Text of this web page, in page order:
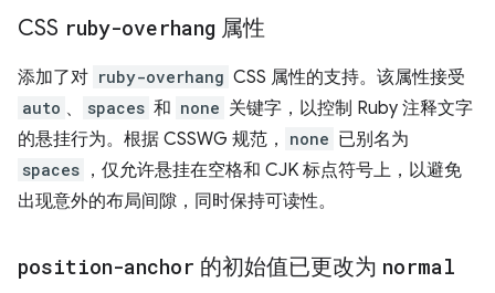
CSS ruby-overhang 属性
添加了对 ruby-overhang CSS 属性的支持。该属性接受
auto 、 spaces 和 none 关键字，以控制 Ruby 注释文字
的悬挂行为。根据 CSSWG 规范，
none 已别名为
spaces ，仅允许悬挂在空格和 CJK 标点符号上，以避免
出现意外的布局间隙，同时保持可读性。
position-anchor 的初始值已更改为 normal